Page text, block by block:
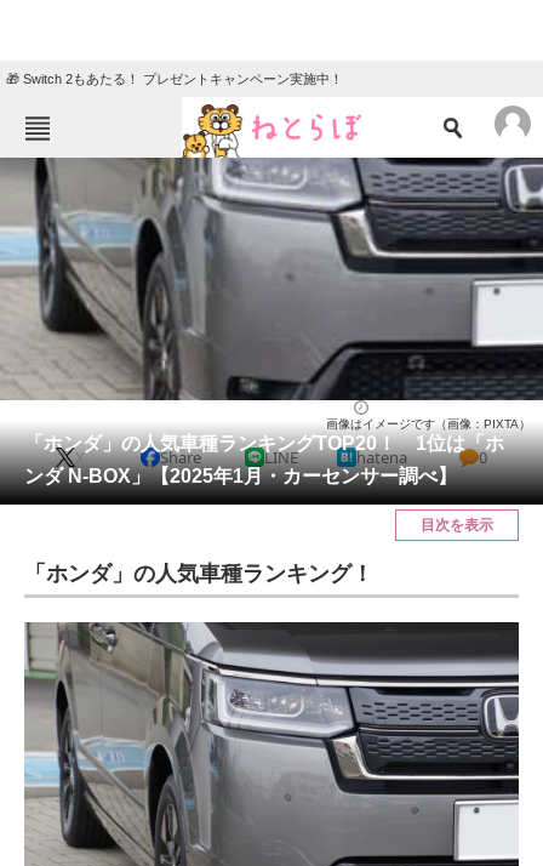
🎁 Switch 2もあたる！ プレゼントキャンペーン実施中！
ねとらぼメニュー
TOP ニュース
エンタメ クイズ
グルメ
住まい 教育・育児
動物 リサーチ
会員記事
メディア
ITの今と未来を見通す
スマホと通信の最新トレンド
進化するPCとデバイスの未来
好きが集まる 比べて選べる
ビジネスと働き方のヒント
AI活用のいまが分かる
「ホンダ」の人気車種ランキングTOP20！ 1位は「ホ
ンダ N-BOX」【2025年1月・カーセンサー調べ】
画像はイメージです（画像：PIXTA）
X Share LINE hatena 0
目次を表示
「ホンダ」の人気車種ランキング！